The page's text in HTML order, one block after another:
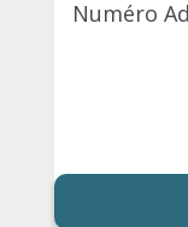
Numéro